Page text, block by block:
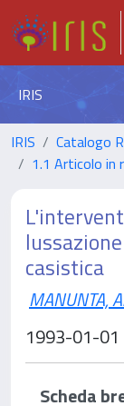
IRIS
IRIS Catalogo
1.1 Articolo in
casistica
MANUNTA,
1993-01-01
Scheda